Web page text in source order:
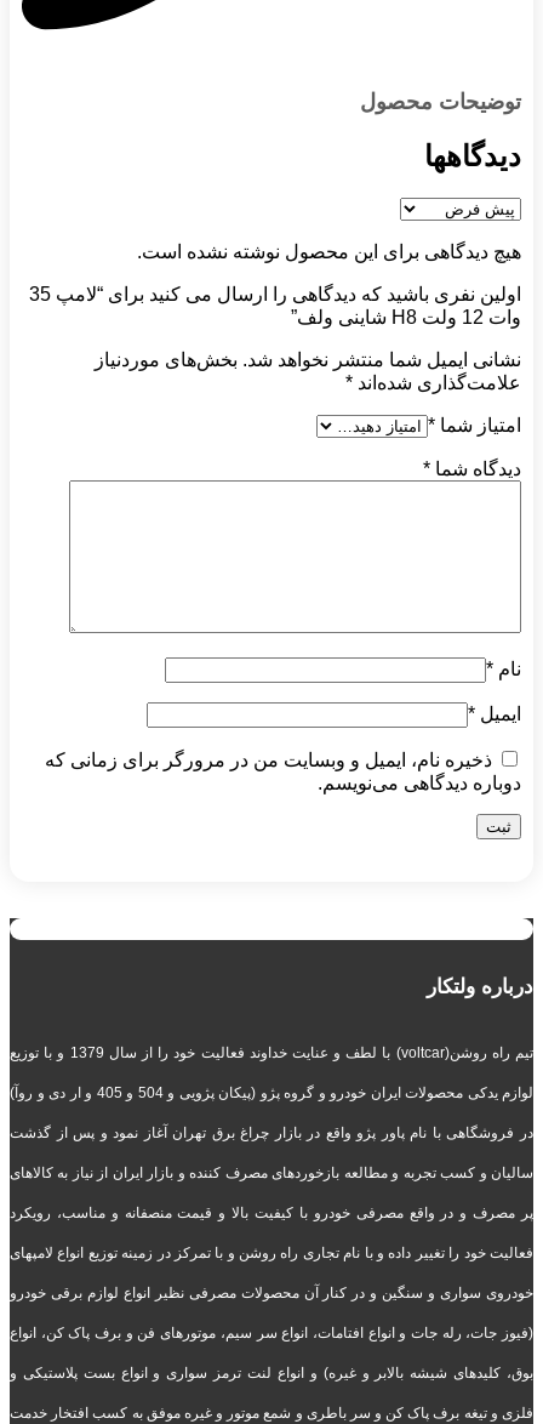
توضیحات محصول
دیدگاهها
هیچ دیدگاهی برای این محصول نوشته نشده است.
اولین نفری باشید که دیدگاهی را ارسال می کنید برای “لامپ 35
وات 12 ولت H8 شاینی ولف”
نشانی ایمیل شما منتشر نخواهد شد. بخش‌های موردنیاز
علامت‌گذاری شده‌اند *
امتیاز شما *
دیدگاه شما *
نام *
ایمیل *
ذخیره نام، ایمیل و وبسایت من در مرورگر برای زمانی که
دوباره دیدگاهی می‌نویسم.
درباره ولتکار
تیم راه روشن(voltcar) با لطف و عنایت خداوند فعالیت خود را از سال 1379 و با توزیع
لوازم یدکی محصولات ایران خودرو و گروه پژو (پیکان پژویی و 504 و 405 و ار دی و روآ)
در فروشگاهی با نام پاور پژو واقع در بازار چراغ برق تهران آغاز نمود و پس از گذشت
سالیان و کسب تجربه و مطالعه بازخوردهای مصرف کننده و بازار ایران از نیاز به کالاهای
پر مصرف و در واقع مصرفی خودرو با کیفیت بالا و قیمت منصفانه و مناسب، رویکرد
فعالیت خود را تغییر داده و با نام تجاری راه روشن و با تمرکز در زمینه توزیع انواع لامپهای
خودروی سواری و سنگین و در کنار آن محصولات مصرفی نظیر انواع لوازم برقی خودرو
(فیوز جات، رله جات و انواع افتامات، انواع سر سیم، موتورهای فن و برف پاک کن، انواع
بوق، کلیدهای شیشه بالابر و غیره) و انواع لنت ترمز سواری و انواع بست پلاستیکی و
فلزی و تیغه برف پاک کن و سر باطری و شمع موتور و غیره موفق به کسب افتخار خدمت